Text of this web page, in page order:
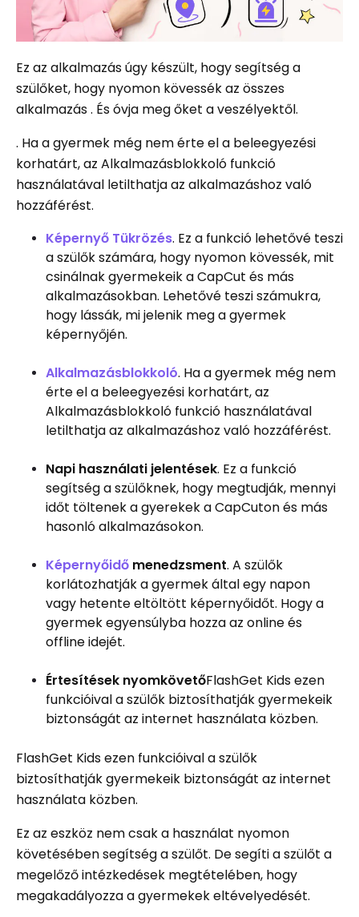
Ez az alkalmazás úgy készült, hogy segítség a
szülőket, hogy nyomon kövessék az összes
alkalmazás . És óvja meg őket a veszélyektől.
. Ha a gyermek még nem érte el a beleegyezési
korhatárt, az Alkalmazásblokkoló funkció
használatával letilthatja az alkalmazáshoz való
hozzáférést.
Képernyő Tükrözés. Ez a funkció lehetővé teszi
a szülők számára, hogy nyomon kövessék, mit
csinálnak gyermekeik a CapCut és más
alkalmazásokban. Lehetővé teszi számukra,
hogy lássák, mi jelenik meg a gyermek
képernyőjén.
Alkalmazásblokkoló. Ha a gyermek még nem
érte el a beleegyezési korhatárt, az
Alkalmazásblokkoló funkció használatával
letilthatja az alkalmazáshoz való hozzáférést.
Napi használati jelentések. Ez a funkció
segítség a szülőknek, hogy megtudják, mennyi
időt töltenek a gyerekek a CapCuton és más
hasonló alkalmazásokon.
Képernyőidő menedzsment. A szülők
korlátozhatják a gyermek által egy napon
vagy hetente eltöltött képernyőidőt. Hogy a
gyermek egyensúlyba hozza az online és
offline idejét.
Értesítések nyomkövetőFlashGet Kids ezen
funkcióival a szülők biztosíthatják gyermekeik
biztonságát az internet használata közben.
FlashGet Kids ezen funkcióival a szülők
biztosíthatják gyermekeik biztonságát az internet
használata közben.
Ez az eszköz nem csak a használat nyomon
követésében segítség a szülőt. De segíti a szülőt a
megelőző intézkedések megtételében, hogy
megakadályozza a gyermekek eltévelyedését.